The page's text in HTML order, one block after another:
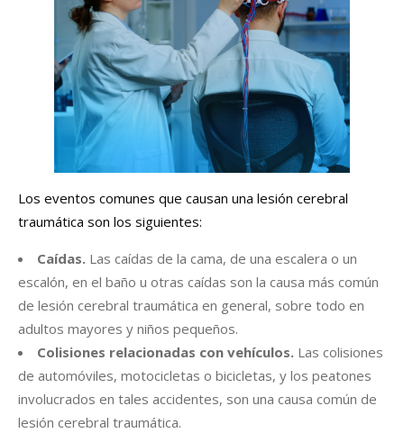
Los eventos comunes que causan una lesión cerebral
traumática son los siguientes:
Caídas. Las caídas de la cama, de una escalera o un
escalón, en el baño u otras caídas son la causa más común
de lesión cerebral traumática en general, sobre todo en
adultos mayores y niños pequeños.
Colisiones relacionadas con vehículos. Las colisiones
de automóviles, motocicletas o bicicletas, y los peatones
involucrados en tales accidentes, son una causa común de
lesión cerebral traumática.